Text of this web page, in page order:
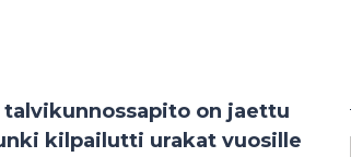
talvikunnossapito on jaettu
kilpailutti urakat vuosille